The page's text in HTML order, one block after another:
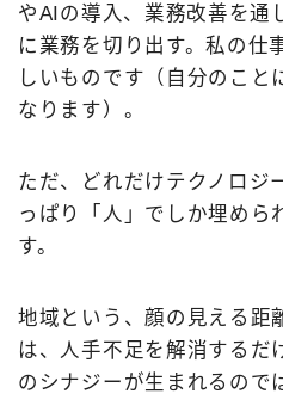
やAIの導入、業務改善を通
に業務を切り出す。私の仕
しいものです（自分のこと
なります）。
ただ、どれだけテクノロジ
っぱり「人」でしか埋めら
す。
地域という、顔の見える距
は、人手不足を解消するだ
のシナジーが生まれるので